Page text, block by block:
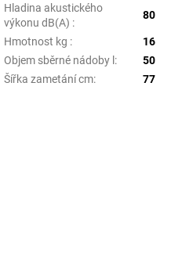
Hladina akustického
výkonu dB(A) :
80
Hmotnost kg :
16
Objem sběrné nádoby l :
50
Šířka zametání cm: 77